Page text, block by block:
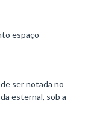
espaço
ser notada no
esternal, sob a